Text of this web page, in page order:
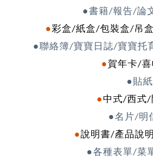
●書籍/報告/論
●彩盒/紙盒/包裝盒/吊盒
●聯絡簿/寶寶日誌/寶寶托
●賀年卡/
●貼紙
●中式/西式/
●名片/明
●說明書/產品說
●各種表單/菜